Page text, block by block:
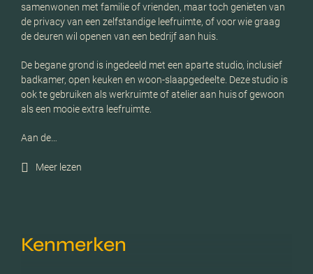
samenwonen met familie of vrienden, maar toch genieten van
de privacy van een zelfstandige leefruimte, of voor wie graag
de deuren wil openen van een bedrijf aan huis.
De begane grond is ingedeeld met een aparte studio, inclusief
badkamer, open keuken en woon-slaapgedeelte. Deze studio is
ook te gebruiken als werkruimte of atelier aan huis of gewoon
als een mooie extra leefruimte.
Aan de…
Meer lezen
Kenmerken